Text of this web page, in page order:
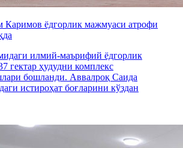
Каримов ёдгорлик мажмуаси атрофи
илмий-маърифий ёдгорлик
гектар ҳудудни комплекс
бошланди. Аввалроқ Саида
истироҳат боғларини кўздан